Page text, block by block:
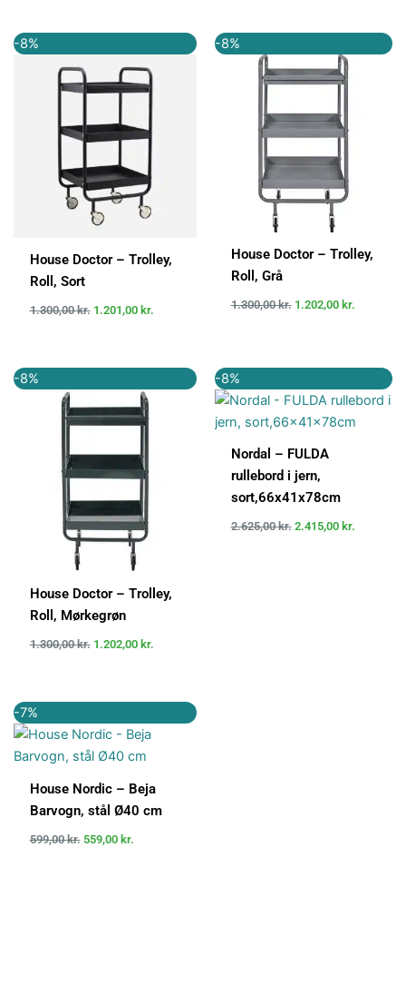
-8%
House Doctor – Trolley,
Roll, Sort
1.300,00kr.
oprindelige
var:
1.300,00 kr..
1.201,00 kr.
aktuelle
-8%
House Doctor – Trolley,
Roll, Grå
1.300,00kr.
oprindelige
pris
var:
1.300,00 kr..
1.202,00 kr.
aktuelle
-8%
House Doctor – Trolley,
Roll, Mørkegrøn
1.300,00kr.
oprindelige
pris
var:
1.202,00 kr.
aktuelle
-8%
Nordal – FULDA
rullebord i jern,
sort,66x41x78cm
2.625,00kr.
oprindelige
pris
var:
2.415,00 kr.
aktuelle
pris
er:
-7%
House Nordic – Beja
Barvogn, stål Ø40 cm
599,00kr.
oprindelige
pris
var:
559,00 kr.
aktuelle
pris
er: